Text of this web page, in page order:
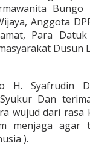
Bungo
Anggota
Para
Dusun
H. Syafrudin
Dan
wujud dari rasa
menjaga agar
).